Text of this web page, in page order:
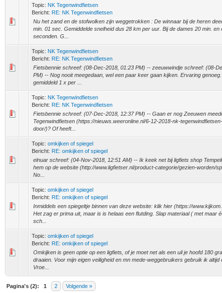
Topic: NK Tegenwindfietsen
Bericht: RE: NK Tegenwindfietsen
Nu het zand en de stofwolken zijn weggetrokken : De winnaar bij de heren
min. 01 sec. Gemiddelde snelheid dus 28 km per uur. Bij de dames 20 min. en
seconden. G...
Topic: NK Tegenwindfietsen
Bericht: RE: NK Tegenwindfietsen
Fietsbennie schreef: (08-Dec-2018, 01:23 PM) -- zeeuwwindje schreef: (08-
PM) -- Nog nooit meegedaan, wel een paar keer gaan kijken. Ervaring
gemiddeld 1 x per ...
Topic: NK Tegenwindfietsen
Bericht: RE: NK Tegenwindfietsen
Fietsbennie schreef: (07-Dec-2018, 12:37 PM) -- Gaan er nog Zeeuwen
Tegenwindfietsen (https://nieuws.weeronline.nl/6-12-2018-nk-
door/)? Of heeft...
Topic: omkijken of spiegel
Bericht: RE: omkijken of spiegel
elnuar schreef: (04-Nov-2018, 12:51 AM) -- Ik keek net bij ligfiets shop
hem op de website (http://www.ligfietser.nl/product-categorie/gezien-worden/
No...
Topic: omkijken of spiegel
Bericht: RE: omkijken of spiegel
Inmiddels een spiegeltje binnen van deze website: klik hier (https://
Het zag er prima uit, maar is is helaas een flutding. Slap materiaal ( met maar
sch...
Topic: omkijken of spiegel
Bericht: RE: omkijken of spiegel
Omkijken is geen optie op een ligfiets, of je moet net als een uil je hoofd 180
draaien. Voor mijn eigen veiligheid en mn mede-weggebruikers gebruik ik altijd
Vroe...
Pagina's (2): 1 2 Volgende »